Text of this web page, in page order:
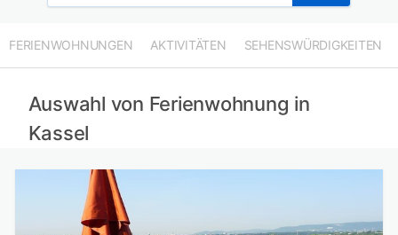
FERIENWOHNUNGEN AKTIVITÄTEN SEHENSWÜRDIGKEITEN
Auswahl von Ferienwohnung in
Kassel